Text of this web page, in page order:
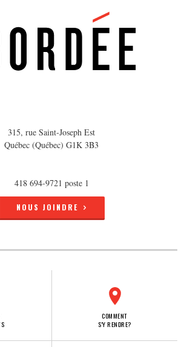
315, rue Saint-Joseph Est
Québec (Québec) G1K 3B3
418 694-9721 poste 1
NOUS JOINDRE
COMMENT
S'Y RENDRE?